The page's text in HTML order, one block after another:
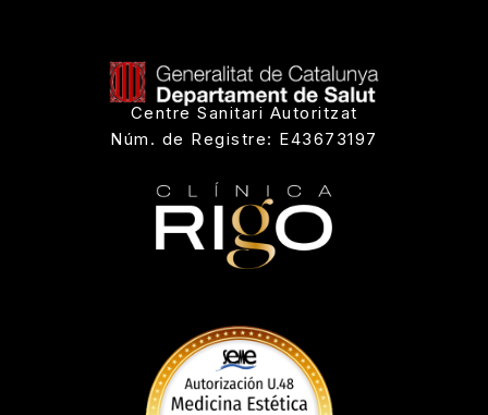
Centre Sanitari Autoritzat
Núm. de Registre: E43673197